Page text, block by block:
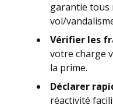
garantie tous
vol/
Vérifier les
votre charge
la prime.
Déclarer
réactivité